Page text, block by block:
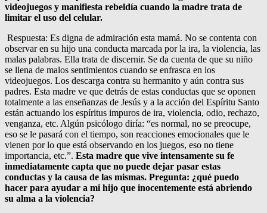
videojuegos y manifiesta rebeldía cuando la madre trata de
limitar el uso del celular.
Respuesta: Es digna de admiración esta mamá. No se contenta con
observar en su hijo una conducta marcada por la ira, la violencia, las
malas palabras. Ella trata de discernir. Se da cuenta de que su niño
se llena de malos sentimientos cuando se enfrasca en los
videojuegos. Los descarga contra su hermanito y aún contra sus
padres. Esta madre ve que detrás de estas conductas que se oponen
totalmente a las enseñanzas de Jesús y a la acción del Espíritu Santo
están actuando los espíritus impuros de ira, violencia, odio, rechazo,
venganza, etc. Algún psicólogo diría: “es normal, no se preocupe,
eso se le pasará con el tiempo, son reacciones emocionales que le
vienen por lo que está observando en los juegos, eso no tiene
importancia, etc.”. Esta madre que vive intensamente su fe
inmediatamente capta que no puede dejar pasar estas
conductas y la causa de las mismas. Pregunta: ¿qué puedo
hacer para ayudar a mi hijo que inocentemente está abriendo
su alma a la violencia?